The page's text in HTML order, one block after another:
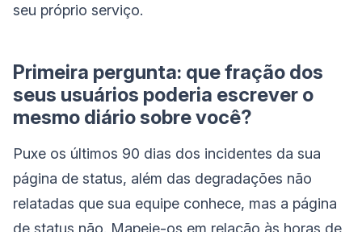
seu próprio serviço.
Primeira pergunta: que fração dos
seus usuários poderia escrever o
mesmo diário sobre você?
Puxe os últimos 90 dias dos incidentes da sua
página de status, além das degradações não
relatadas que sua equipe conhece, mas a página
de status não. Mapeie-os em relação às horas de